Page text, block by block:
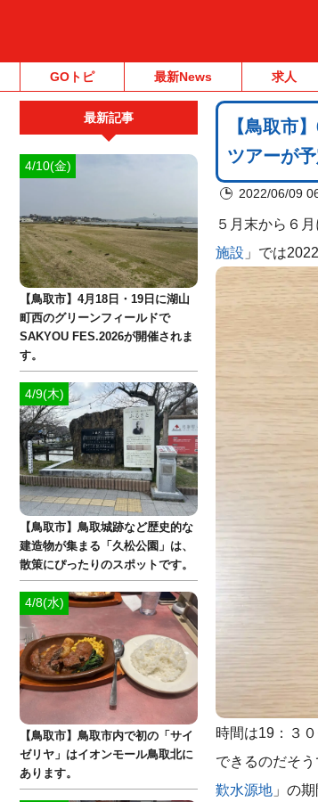
GOトピ 最新News 求人
【鳥取市
ツアーが
2022/06/09
５月末から６
施設 」では
時間は19：３
できるのだそ
歎水源地 」の
最新記事
4/10(金)
【鳥取市】4月18日・19日に湖山
町西のグリーンフィールドで
SAKYOU FES.2026が開催されま
す。
4/9(木)
【鳥取市】鳥取城跡など歴史的な
建造物が集まる「久松公園」は、
散策にぴったりのスポットです。
4/8(水)
【鳥取市】鳥取市内で初の「サイ
ゼリヤ」はイオンモール鳥取北に
あります。